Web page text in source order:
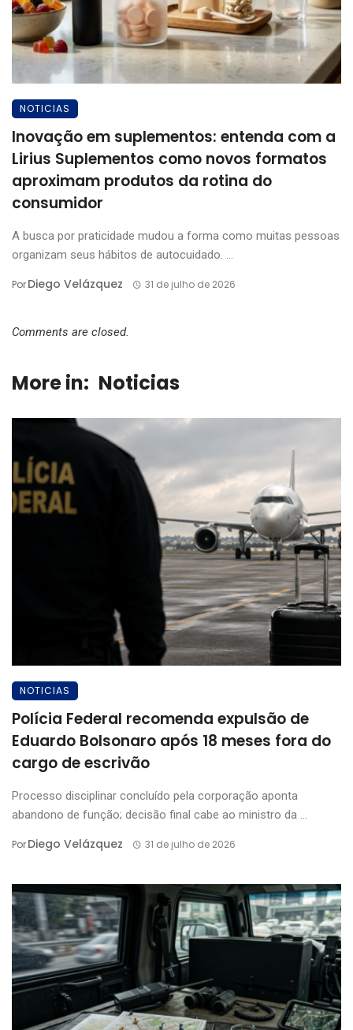
NOTICIAS
Inovação em suplementos: entenda com a
Lirius Suplementos como novos formatos
aproximam produtos da rotina do
consumidor
A busca por praticidade mudou a forma como muitas pessoas
organizam seus hábitos de autocuidado. ...
PorDiego Velázquez 31 de julho de 2026
Comments are closed.
More in: Noticias
NOTICIAS
Polícia Federal recomenda expulsão de
Eduardo Bolsonaro após 18 meses fora do
cargo de escrivão
Processo disciplinar concluído pela corporação aponta
abandono de função; decisão final cabe ao ministro da ...
PorDiego Velázquez 31 de julho de 2026